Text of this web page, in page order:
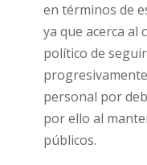
en términos de
ya que acerca
político de
personal por
por ello al
públicos.